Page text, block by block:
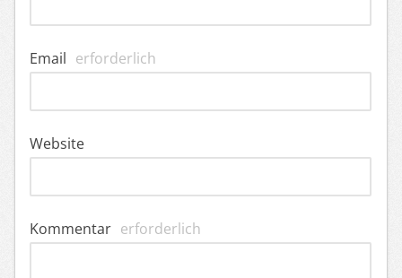
Email erforderlich
Website
Kommentar erforderlich